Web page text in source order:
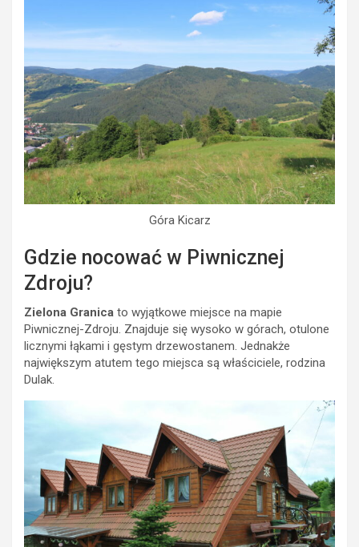
Góra Kicarz
Gdzie nocować w Piwnicznej
Zdroju?
Zielona Granica to wyjątkowe miejsce na mapie
Piwnicznej-Zdroju. Znajduje się wysoko w górach, otulone
licznymi łąkami i gęstym drzewostanem. Jednakże
największym atutem tego miejsca są właściciele, rodzina
Dulak.